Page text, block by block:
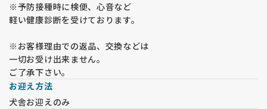
※予防接種時に検便、心音など
軽い健康診断を受けております。
※お客様理由での返品、交換などは
一切お受け出来ません。
ご了承下さい。
お迎え方法
犬舎お迎えのみ